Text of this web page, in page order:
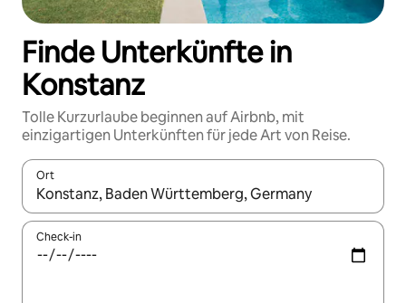
Finde Unterkünfte in
Konstanz
Tolle Kurzurlaube beginnen auf Airbnb, mit
einzigartigen Unterkünften für jede Art von Reise.
Ort
Wenn Ergebnisse verfügbar sind, navigiere mit den
Check-in